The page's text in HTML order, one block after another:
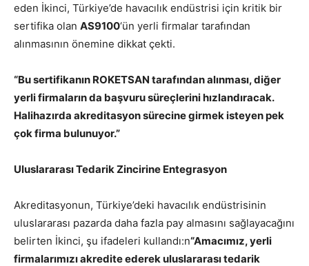
eden İkinci, Türkiye’de havacılık endüstrisi için kritik bir
sertifika olan AS9100‘ün yerli firmalar tarafından
alınmasının önemine dikkat çekti.
“Bu sertifikanın ROKETSAN tarafından alınması, diğer
yerli firmaların da başvuru süreçlerini hızlandıracak.
Halihazırda akreditasyon sürecine girmek isteyen pek
çok firma bulunuyor.”
Uluslararası Tedarik Zincirine Entegrasyon
Akreditasyonun, Türkiye’deki havacılık endüstrisinin
uluslararası pazarda daha fazla pay almasını sağlayacağını
belirten İkinci, şu ifadeleri kullandı:n“Amacımız, yerli
firmalarımızı akredite ederek uluslararası tedarik